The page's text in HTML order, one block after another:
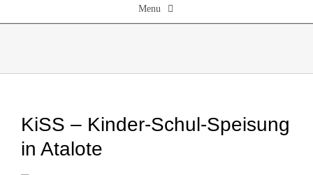
Menu
KiSS – Kinder-Schul-Speisung
in Atalote